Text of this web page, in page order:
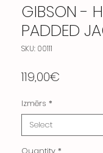
GIBSON -
PADDED
SKU: 00111
119,00€
Izmērs *
Select